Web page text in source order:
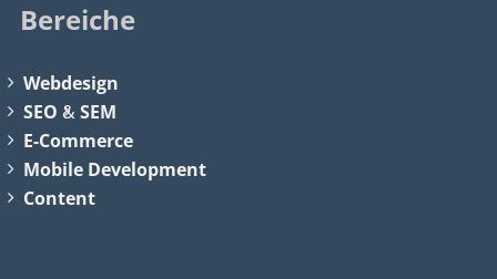
Bereiche
Webdesign
SEO &SEM
E-Commerce
Mobile Development
Content